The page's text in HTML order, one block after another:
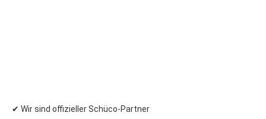
✔ Wir sind offizieller Schüco-Partner